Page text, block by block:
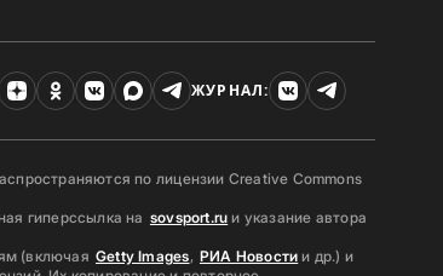
ЖУРНАЛ:
по лицензии Creative Commons
гиперссылка на sovsport.ru и указание автора
(включая Getty Images, РИА Новости и др.) и